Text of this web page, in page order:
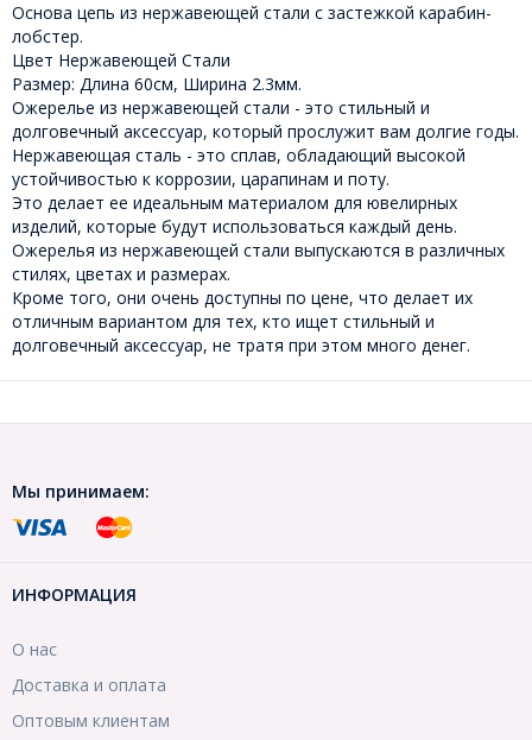
Основа цепь из нержавеющей стали с застежкой карабин-
лобстер.
Цвет Нержавеющей Стали
Размер: Длина 60см, Ширина 2.3мм.
Ожерелье из нержавеющей стали - это стильный и
долговечный аксессуар, который прослужит вам долгие годы.
Нержавеющая сталь - это сплав, обладающий высокой
устойчивостью к коррозии, царапинам и поту.
Это делает ее идеальным материалом для ювелирных
изделий, которые будут использоваться каждый день.
Ожерелья из нержавеющей стали выпускаются в различных
стилях, цветах и размерах.
Кроме того, они очень доступны по цене, что делает их
отличным вариантом для тех, кто ищет стильный и
долговечный аксессуар, не тратя при этом много денег.
Мы принимаем:
ИНФОРМАЦИЯ
О нас
Доставка и оплата
Оптовым клиентам